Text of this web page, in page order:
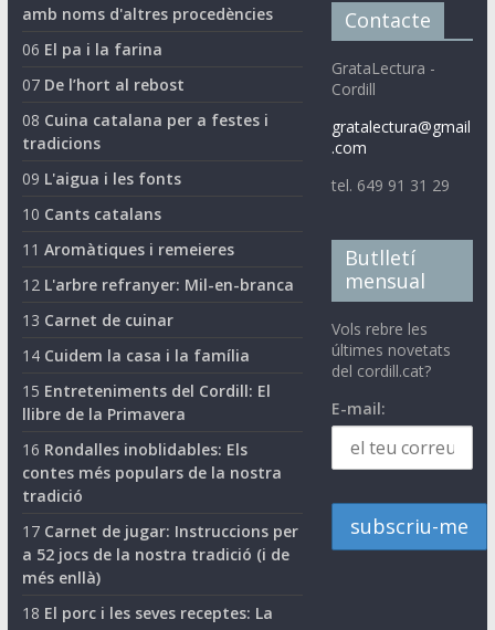
amb noms d'altres procedències
06 El pa i la farina
07 De l’hort al rebost
08 Cuina catalana per a festes i
tradicions
09 L'aigua i les fonts
10 Cants catalans
11 Aromàtiques i remeieres
12 L'arbre refranyer: Mil-en-branca
13 Carnet de cuinar
14 Cuidem la casa i la família
15 Entreteniments del Cordill: El
llibre de la Primavera
16 Rondalles inoblidables: Els
contes més populars de la nostra
tradició
17 Carnet de jugar: Instruccions per
a 52 jocs de la nostra tradició (i de
més enllà)
18 El porc i les seves receptes: La
Contacte
GrataLectura -
Cordill
gratalectura@gmail
.com
tel. 649 91 31 29
Butlletí
mensual
Vols rebre les
últimes novetats
del cordill.cat?
E-mail: